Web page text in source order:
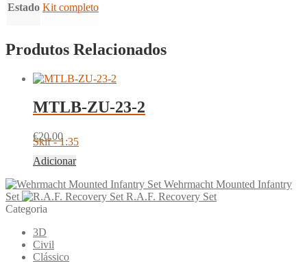
Estado Kit completo
Produtos Relacionados
MTLB-ZU-23-2
€20.00
Skif - 1:35
Adicionar
Wehrmacht Mounted Infantry
Set
R.A.F. Recovery Set
Categoria
3D
Civil
Clássico